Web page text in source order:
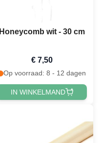
Honeycomb wit - 30 cm
€ 7,50
Op voorraad: 8 - 12 dagen
IN WINKELMAND